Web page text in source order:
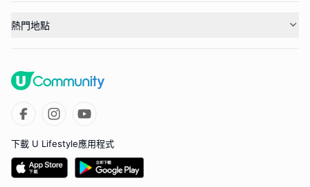
熱門地點
下載 U Lifestyle應用程式